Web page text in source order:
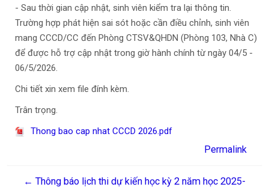
- Sau thời gian cập nhật, sinh viên kiểm tra lại thông tin.
Trường hợp phát hiện sai sót hoặc cần điều chỉnh, sinh viên
mang CCCD/CC đến Phòng CTSV&QHDN (Phòng 103, Nhà C)
để được hỗ trợ cập nhật trong giờ hành chính từ ngày 04/5 -
06/5/2026.
Chi tiết xin xem file đính kèm.
Trân trọng.
Thong bao cap nhat CCCD 2026.pdf
Permalink
← Thông báo lịch thi dự kiến học kỳ 2 năm học 2025-